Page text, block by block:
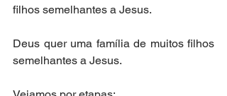
filhos semelhantes a Jesus.
Deus quer uma família de muitos filhos
semelhantes a Jesus.